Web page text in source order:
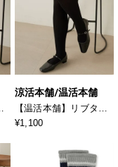
涼活本舗/温活本舗
【温活本舗】リブタイ
ツ
¥1,100